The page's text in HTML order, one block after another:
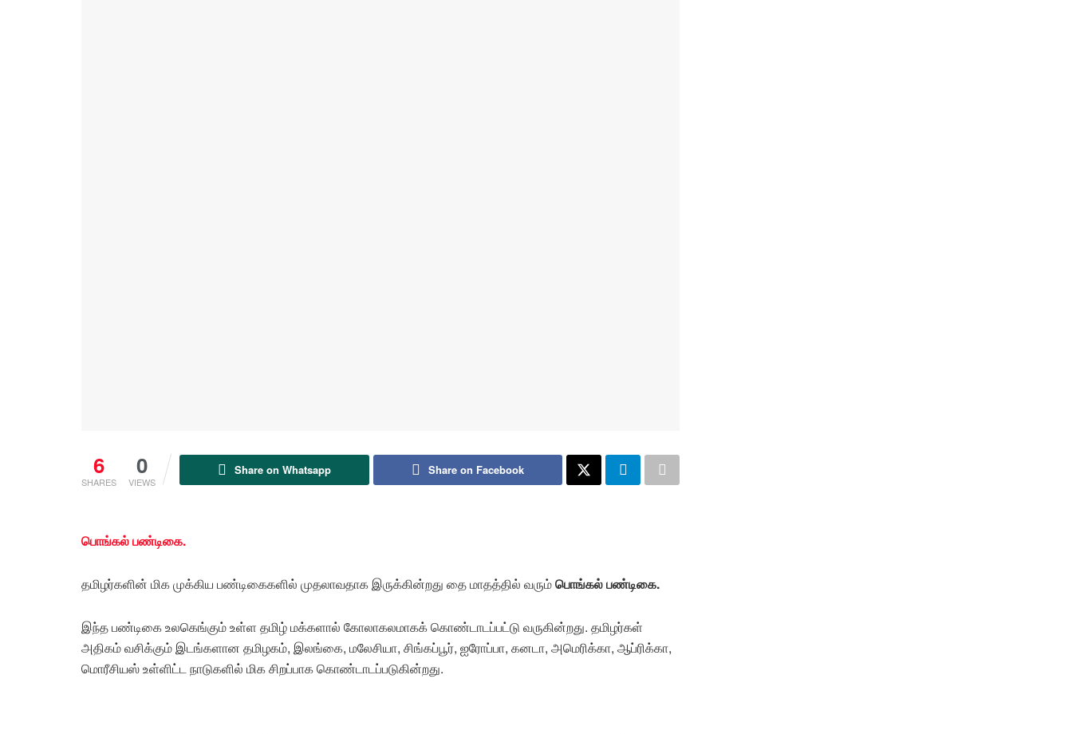
6
SHARES
0
VIEWS
Share on Whatsapp Share on Facebook
பொங்கல் பண்டிகை.
தமிழர்களின் மிக முக்கிய பண்டிகைகளில் முதலாவதாக இருக்கின்றது தை மாதத்தில் வரும்பொங்கல் பண்டிகை.
இந்த பண்டிகை உலகெங்கும் உள்ள தமிழ் மக்களால் கோலாகலமாகக் கொண்டாடப்பட்டு வருகின்றது. தமிழர்கள்
அதிகம் வசிக்கும் இடங்களான தமிழகம், இலங்கை, மலேசியா, சிங்கப்பூர், ஐரோப்பா, கனடா, அமெரிக்கா, ஆப்ரிக்கா,
மொரீசியஸ் உள்ளிட்ட நாடுகளில் மிக சிறப்பாக கொண்டாடப்படுகின்றது.